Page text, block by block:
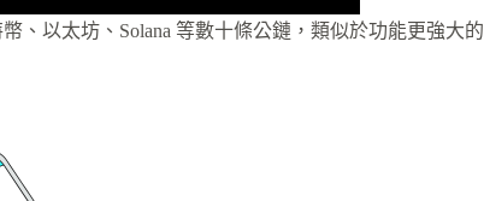
、以太坊、Solana 等數十條公鏈，類似於功能更強大的